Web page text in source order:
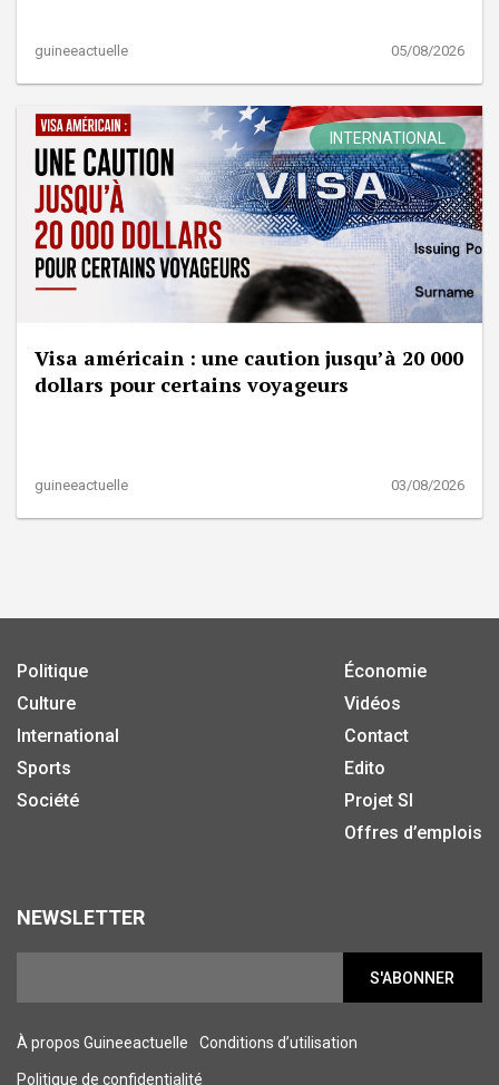
guineeactuelle 05/08/2026
INTERNATIONAL
Visa américain : une caution jusqu’à 20 000
dollars pour certains voyageurs
guineeactuelle 03/08/2026
Politique
Culture
International
Sports
Société
Économie
Vidéos
Contact
Edito
Projet SI
Offres d’emplois
NEWSLETTER
S'ABONNER
À propos Guineeactuelle Conditions d’utilisation
Politique de confidentialité